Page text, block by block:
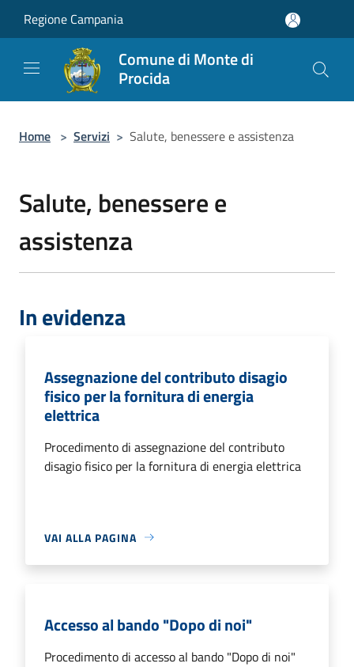
Regione Campania
Comune di Monte di
Procida
Home > Servizi > Salute, benessere e assistenza
Salute, benessere e
assistenza
In evidenza
Assegnazione del contributo disagio
fisico per la fornitura di energia
elettrica
Procedimento di assegnazione del contributo
disagio fisico per la fornitura di energia elettrica
VAI ALLA PAGINA
Accesso al bando "Dopo di noi"
Procedimento di accesso al bando "Dopo di noi"